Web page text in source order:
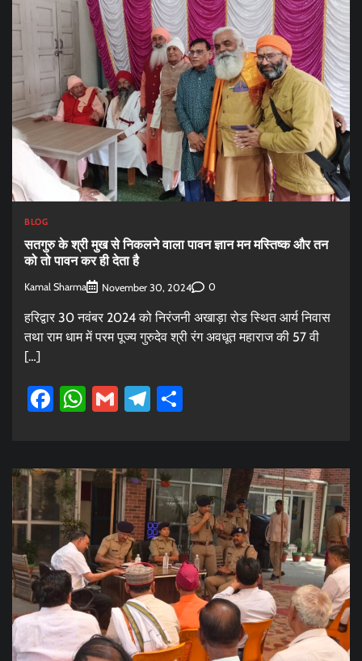
BLOG
सतगुरु के श्री मुख से निकलने वाला पावन ज्ञान मन मस्तिष्क और तन
को तो पावन कर ही देता है
Kamal Sharma November 30, 2024 0
हरिद्वार 30 नवंबर 2024 को निरंजनी अखाड़ा रोड स्थित आर्य निवास
तथा राम धाम में परम पूज्य गुरुदेव श्री रंग अवधूत महाराज की 57 वी
[…]
Facebook
WhatsApp
GmailTelegram